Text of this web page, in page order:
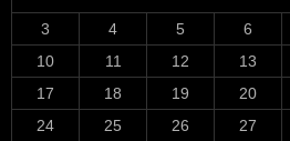
3
4 5 6
10
11 12 13
17
18 19 20
24
25 26 27